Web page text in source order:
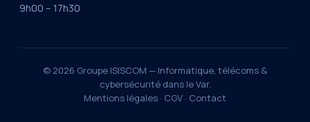
9h00 – 17h30
© 2026 Groupe ISISCOM — Informatique, télécoms &
cybersécurité dans le Var.
Mentions légales · CGV · Contact